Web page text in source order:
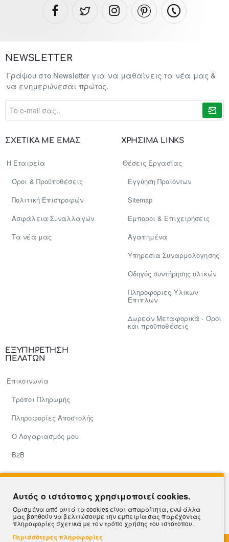
ΣΧΕΤΙΚΑ ΜΕ ΕΜΑΣ
Η Εταιρεία
Όροι & Προϋποθέσεις
Πολιτική Επιστροφών
Ασφάλεια Συναλλαγών
Tα νέα μας
ΧΡΗΣΙΜΑ LINKS
Θέσεις Εργασίας
Εγγύηση Προϊόντων
Sitemap
Έμποροι & Επιχειρήσεις
Αγαπημένα
Υπηρεσια Συναρμολογησης
Οδηγός συντήρησης υλικών
Πληροφοριες Υλικων
Επιπλων
Δωρεάν Μεταφορικά - Όροι
και προϋποθέσεις
ΕΞΥΠΗΡΕΤΗΣΗ
ΠΕΛΑΤΩΝ
Επικοινωνία
Τρόποι Πληρωμής
Πληροφορίες Αποστολής
Ο Λογαριασμός μου
Β2Β
NEWSLETTER
Γράψου στο Newsletter για να μαθαίνεις τα νέα μας &
να ενημερώνεσαι πρώτος.
σας..
Αυτός ο ιστότοπος χρησιμοποιεί cookies.
Ορισμένα από αυτά τα cookies είναι απαραίτητα, ενώ άλλα
μας βοηθούν να βελτιώσουμε την εμπειρία σας παρέχοντας
πληροφορίες σχετικά με τον τρόπο χρήσης του ιστότοπου.
Περισσότερες πληροφορίες